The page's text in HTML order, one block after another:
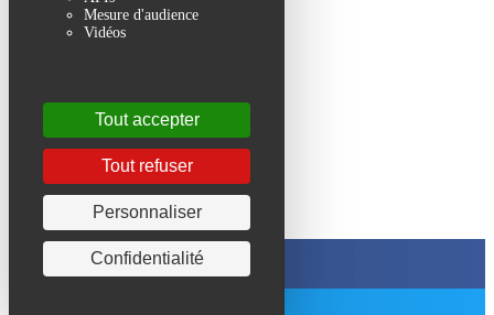
Mesure d'audience
Vidéos
Tout accepter
Tout refuser
Personnaliser
Confidentialité
environnement
les communes
Partagez sur les réseaux